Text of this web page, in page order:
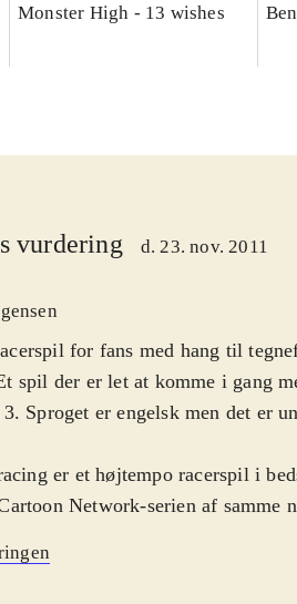
Monster High - 13 wishes
vurdering d. 23. nov. 2011
for fans med hang til
spil der er let at komme i gang
Sproget er engelsk men det er
er et højtempo racerspil i
Network-serien af samme
der giver adgang til diverse